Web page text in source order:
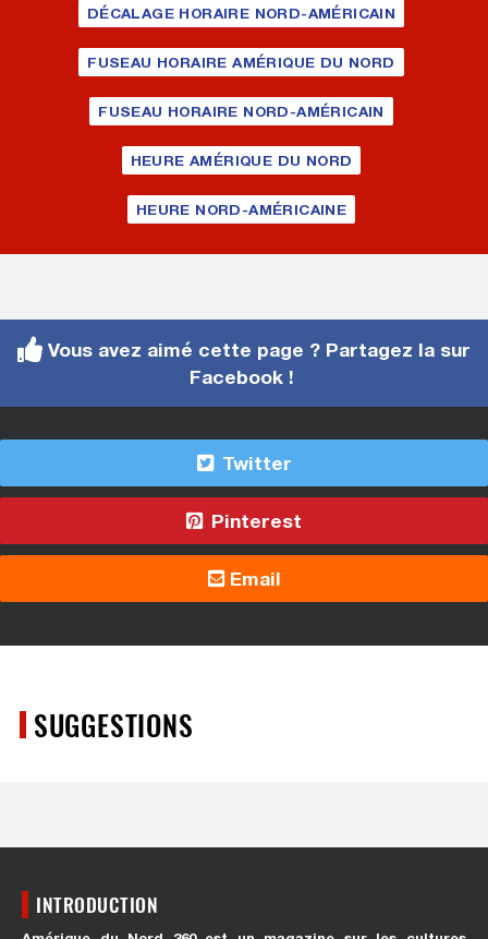
DÉCALAGE HORAIRE NORD-AMÉRICAIN
FUSEAU HORAIRE AMÉRIQUE DU NORD
FUSEAU HORAIRE NORD-AMÉRICAIN
HEURE AMÉRIQUE DU NORD
HEURE NORD-AMÉRICAINE
Vous avez aimé cette page ? Partagez la sur
Facebook !
Twitter
Pinterest
Email
SUGGESTIONS
INTRODUCTION